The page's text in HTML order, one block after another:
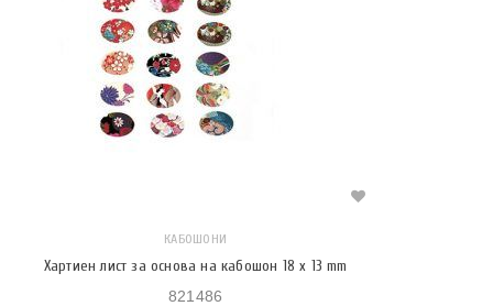
КАБОШОНИ
Хартиен лист за основа на кабошон 18 x 13 mm
821486